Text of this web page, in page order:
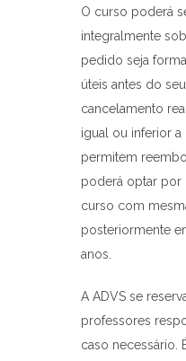
O curso poderá
integralmente
pedido seja
úteis antes do
cancelamento
igual ou inferior a
permitem
poderá optar por
curso com
posteriormente
anos.
A ADVS se
professores
caso necessário.